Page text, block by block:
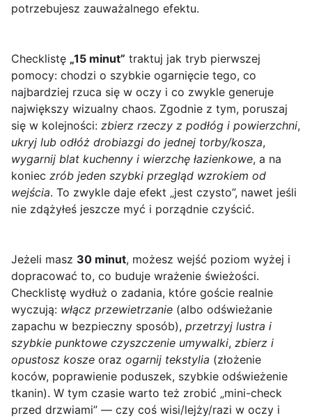
potrzebujesz zauważalnego efektu.
Checklistę „15 minut” traktuj jak tryb pierwszej
pomocy: chodzi o szybkie ogarnięcie tego, co
najbardziej rzuca się w oczy i co zwykle generuje
największy wizualny chaos. Zgodnie z tym, poruszaj
się w kolejności: zbierz rzeczy z podłóg i powierzchni,
ukryj lub odłóż drobiazgi do jednej torby/kosza,
wygarnij blat kuchenny i wierzchę łazienkowe, a na
koniec zrób jeden szybki przegląd wzrokiem od
wejścia. To zwykle daje efekt „jest czysto”, nawet jeśli
nie zdążyłeś jeszcze myć i porządnie czyścić.
Jeżeli masz 30 minut, możesz wejść poziom wyżej i
dopracować to, co buduje wrażenie świeżości.
Checklistę wydłuż o zadania, które goście realnie
wyczują: włącz przewietrzanie (albo odświeżanie
zapachu w bezpieczny sposób), przetrzyj lustra i
szybkie punktowe czyszczenie umywalki, zbierz i
opustosz kosze oraz ogarnij tekstylia (złożenie
koców, poprawienie poduszek, szybkie odświeżenie
tkanin). W tym czasie warto też zrobić „mini-check
przed drzwiami” — czy coś wisi/lejży/razi w oczy i